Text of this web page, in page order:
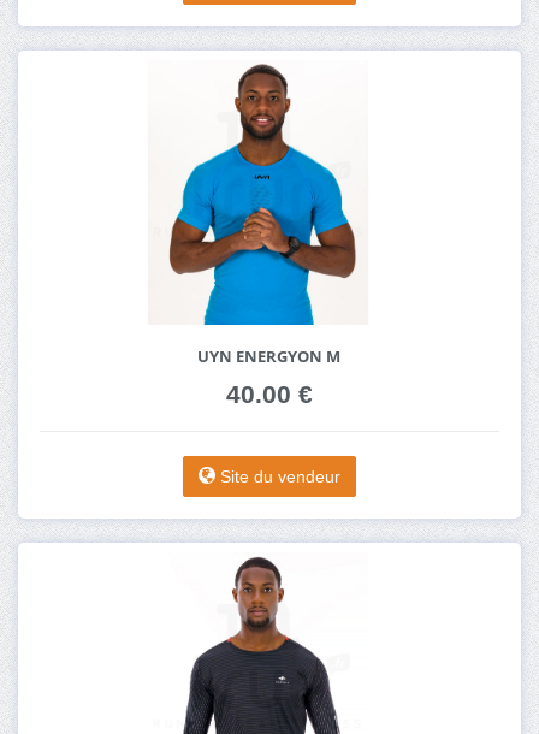
UYN ENERGYON M
40.00 €
Site du vendeur